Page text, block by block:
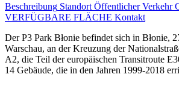
Beschreibung Standort Öffentlicher Verkehr
VERFÜGBARE FLÄCHE Kontakt
Der P3 Park Błonie befindet sich in Błonie,
Warschau, an der Kreuzung der
A2, die Teil der europäischen Transitroute
14 Gebäude, die in den Jahren 1999-2018